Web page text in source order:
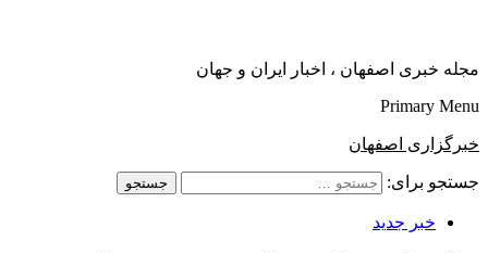
مجله خبری اصفهان ، اخبار ایران و جهان
Primary Menu
خبرگزاری اصفهان
جستجو برای:
خبر جدید